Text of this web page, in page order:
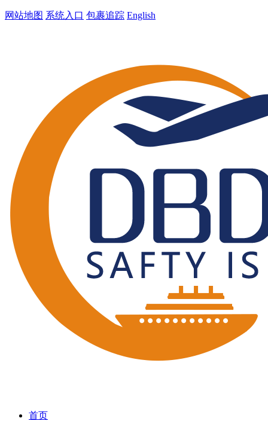
网站地图 系统入口 包裹追踪 English
首页